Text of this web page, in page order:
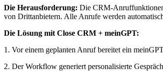
Die Herausforderung: Die CRM-
von Drittanbietern. Alle Anrufe werden
Die Lösung mit Close CRM + meinGPT:
1. Vor einem geplanten Anruf bereitet ein
2. Der Workflow generiert personalisierte